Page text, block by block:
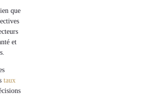
que
et
taux